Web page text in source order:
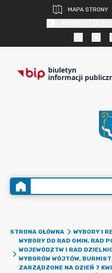
MAPA STRONY
biuletyn
informacji
STRONA GŁÓWNA
WYBORY I
WYBORY DO RAD GMIN, RAD
WOJEWÓDZTW I RAD
WYBORÓW WÓJTÓW,
ZARZĄDZONE NA DZIEŃ 7